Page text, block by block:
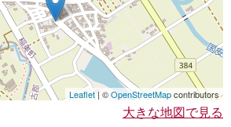
Leaflet| ©OpenStreetMapcontributors
大きな地図で見る